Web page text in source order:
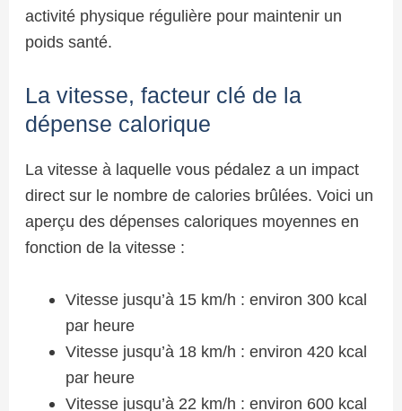
activité physique régulière pour maintenir un
poids santé.
La vitesse, facteur clé de la
dépense calorique
La vitesse à laquelle vous pédalez a un impact
direct sur le nombre de calories brûlées. Voici un
aperçu des dépenses caloriques moyennes en
fonction de la vitesse :
Vitesse jusqu’à 15 km/h : environ 300 kcal
par heure
Vitesse jusqu’à 18 km/h : environ 420 kcal
par heure
Vitesse jusqu’à 22 km/h : environ 600 kcal